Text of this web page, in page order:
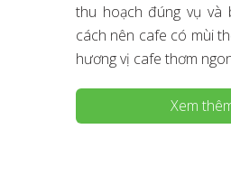
thu hoạch đúng vụ và
cách nên cafe có mùi
hương vị cafe thơm
Xem